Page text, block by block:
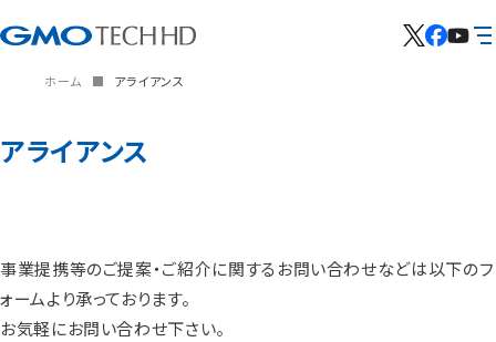
ホーム アライアンス
アライアンス
事業提携等のご提案・ご紹介に関するお問い合わせなどは以下のフ
ォームより承っております。
お気軽にお問い合わせ下さい。